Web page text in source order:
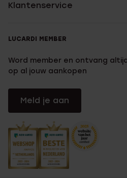
Klantenservice
LUCARDI MEMBER
Word member en ontvang
op al jouw aankopen
Meld je aan